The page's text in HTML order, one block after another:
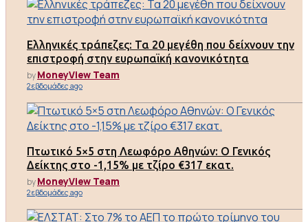
Ελληνικές τράπεζες: Τα 20 μεγέθη που δείχνουν την
επιστροφή στην ευρωπαϊκή κανονικότητα
byMoneyView Team
2 εβδομάδες ago
Πτωτικό 5×5 στη Λεωφόρο Αθηνών: Ο Γενικός
Δείκτης στο -1,15% με τζίρο €317 εκατ.
byMoneyView Team
2 εβδομάδες ago